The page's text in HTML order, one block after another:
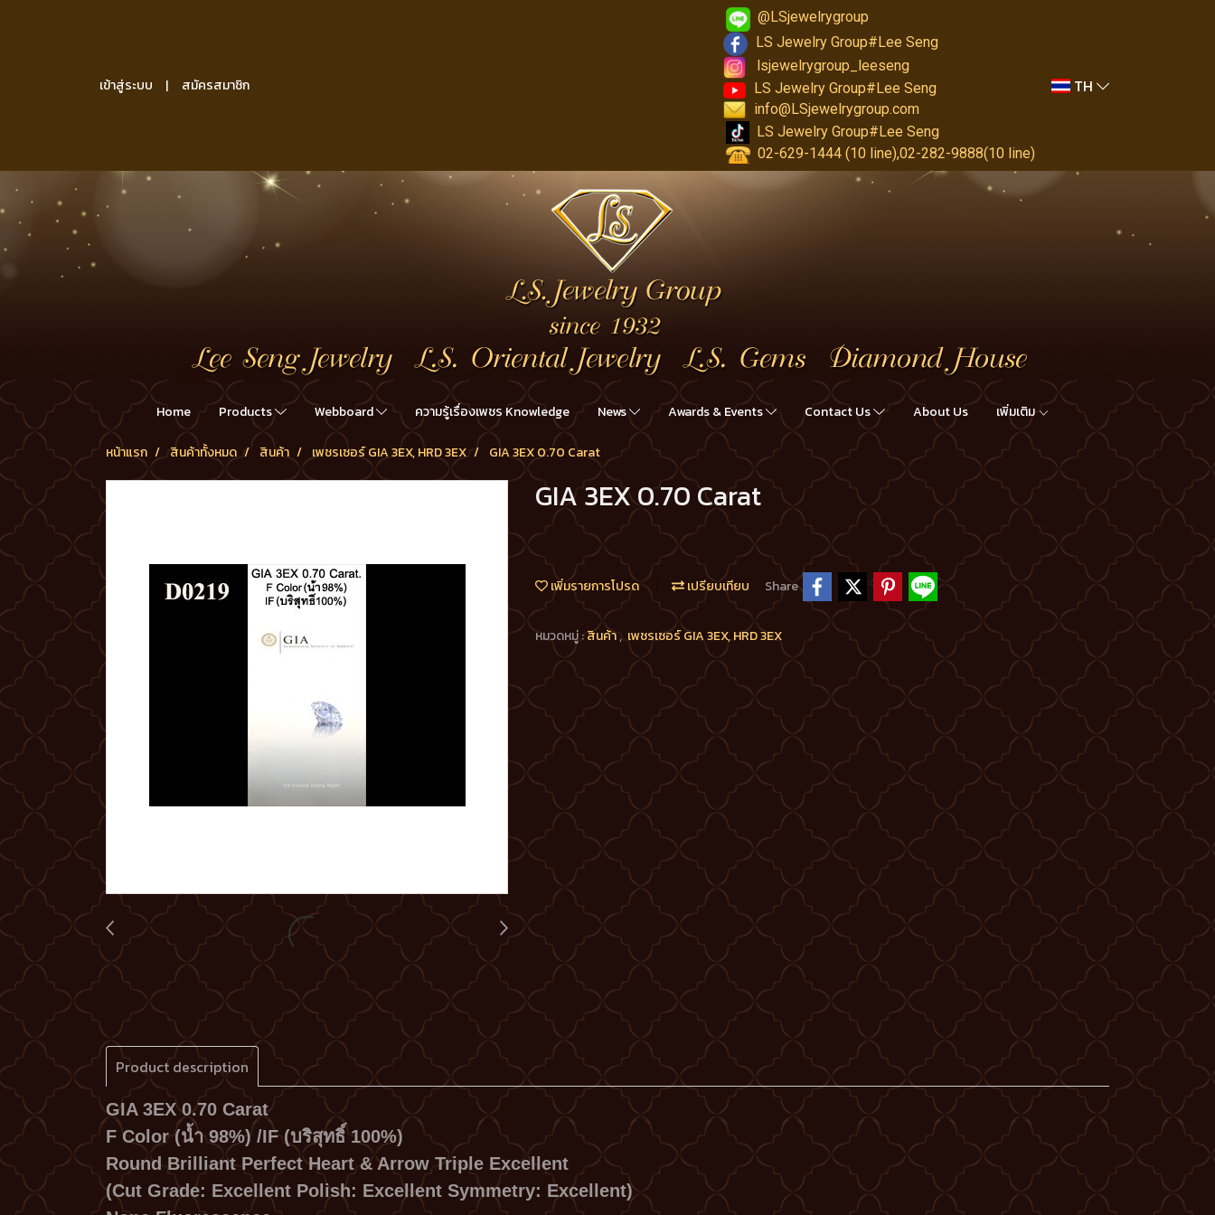
เข้าสู่ระบบ สมัครสมาชิก
@LSjewelrygroup
LS Jewelry Group#Lee Seng
lsjewelrygroup_leeseng
LS Jewelry Group#Lee Seng
info@LSjewelrygroup.com
LS Jewelry Group#Lee Seng
02-629-1444 (10 line),02-282-9888(10 line)
TH
Home Products Webboard ความรู้เรื่องเพชร Knowledge News Awards & Events Contact Us About Us เพิ่มเติม
หน้าแรก สินค้าทั้งหมด สินค้า เพชรเซอร์ GIA 3EX, HRD 3EX GIA 3EX 0.70 Carat
GIA 3EX 0.70 Carat
เพิ่มรายการโปรด เปรียบเทียบ Share
หมวดหมู่ :สินค้า, เพชรเซอร์ GIA 3EX, HRD 3EX
Product description
GIA 3EX 0.70 Carat
F Color (น้ำ 98%) /IF (บริสุทธิ์ 100%)
Round Brilliant Perfect Heart & Arrow Triple Excellent
(Cut Grade: Excellent Polish: Excellent Symmetry: Excellent)